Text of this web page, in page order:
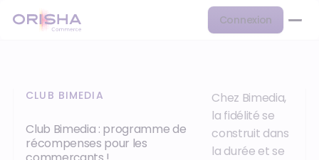
Connexion
CLUB BIMEDIA
Club Bimedia : programme de
récompenses pour les
Chez Bimedia,
la fidélité se
construit dans
la durée et se